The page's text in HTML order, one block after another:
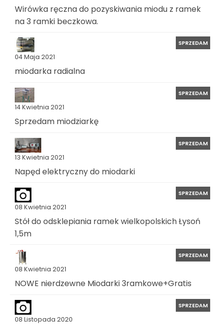
Wirówka ręczna do pozyskiwania miodu z ramek
na 3 ramki beczkowa.
04 Maja 2021
SPRZEDAM
miodarka radialna
14 Kwietnia 2021
SPRZEDAM
Sprzedam miodziarkę
13 Kwietnia 2021
SPRZEDAM
Napęd elektryczny do miodarki
08 Kwietnia 2021
SPRZEDAM
Stół do odsklepiania ramek wielkopolskich Łysoń
1,5m
08 Kwietnia 2021
SPRZEDAM
NOWE nierdzewne Miodarki 3ramkowe+Gratis
08 Listopada 2020
SPRZEDAM